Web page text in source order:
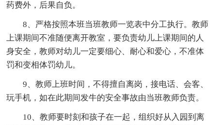
药费外，后果自负。
8、严格按照本班当班教师一览表中分工执行。教师
上课期间不准随便离开教室，要负责幼儿上课期间的人
身安全，教师对幼儿一定要细心、耐心和爱心，不准体
罚和变相体罚幼儿。
9、教师上班时间，不得擅自离岗，接电话、会客、
玩手机，如在此期间发牛的安全事故由当班教师负责。
10、教师要时刻和孩子在一起，组织好从入园到离